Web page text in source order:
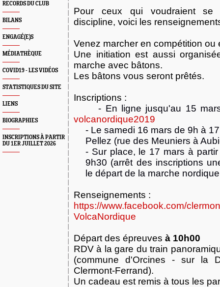
RECORDS DU CLUB
BILANS
ENGAGÉ(E)S
MÉDIATHÈQUE
COVID19 - LES VIDÉOS
STATISTIQUES DU SITE
LIENS
BIOGRAPHIES
INSCRIPTIONS À PARTIR
DU 1ER JUILLET 2026
Pour ceux qui voudraient se
discipline, voici les
Venez marcher en compétition ou
Une initiation est aussi
marche avec bâtons.
Les bâtons vous seront prêtés.
Inscriptions :
- En ligne jusqu'au 15
volcanordique2019
- Le samedi 16 mars de 9h à
Pellez (rue des Meuniers à
- Sur place, le 17 mars à
9h30 (arrêt des inscriptions
le départ de la marche
Renseignements :
https://www.facebook.com/
VolcaNordique
Départ des épreuves à 10h00
RDV à la gare du train
(commune d'Orcines - sur
Clermont-Ferrand).
Un cadeau est remis à tous les